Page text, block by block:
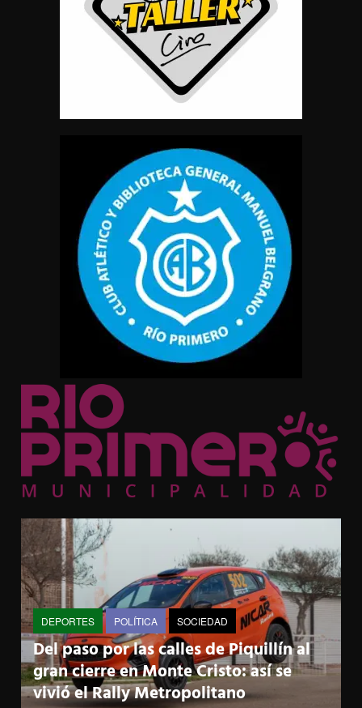
DEPORTES POLÍTICA SOCIEDAD
Del paso por las calles de Piquillín al
gran cierre en Monte Cristo: así se
vivió el Rally Metropolitano